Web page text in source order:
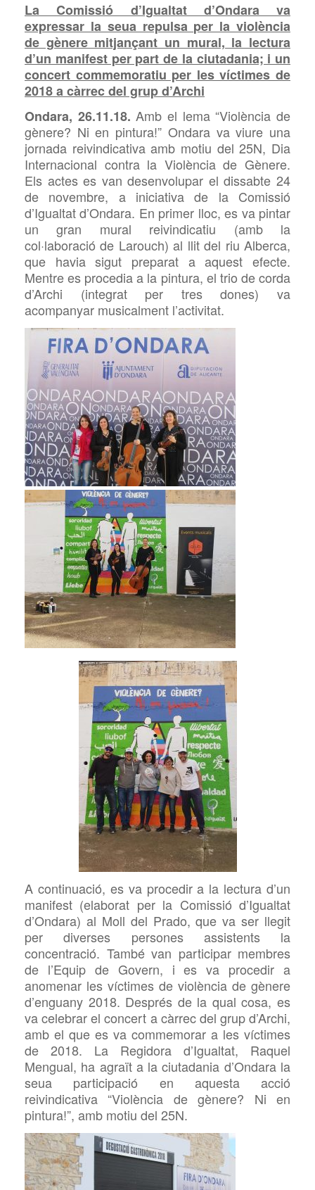
La Comissió d’Igualtat d’Ondara va
expressar la seua repulsa per la violència
de gènere mitjançant un mural, la lectura
d’un manifest per part de la ciutadania; i un
concert commemoratiu per les víctimes de
2018 a càrrec del grup d’Archi
Ondara, 26.11.18. Amb el lema “Violència de
gènere? Ni en pintura!” Ondara va viure una
jornada reivindicativa amb motiu del 25N, Dia
Internacional contra la Violència de Gènere.
Els actes es van desenvolupar el dissabte 24
de novembre, a iniciativa de la Comissió
d’Igualtat d’Ondara. En primer lloc, es va pintar
un gran mural reivindicatiu (amb la
col·laboració de Larouch) al llit del riu Alberca,
que havia sigut preparat a aquest efecte.
Mentre es procedia a la pintura, el trio de corda
d’Archi (integrat per tres dones) va
acompanyar musicalment l’activitat.
A continuació, es va procedir a la lectura d’un
manifest (elaborat per la Comissió d’Igualtat
d’Ondara) al Moll del Prado, queva ser llegit
per diverses persones assistents la
concentració. També van participar membres
de l’Equip de Govern, i es va procedir a
anomenar les víctimes de violència de gènere
d’enguany 2018. Després de la qual cosa, es
va celebrar el concert a càrrec del grup d’Archi,
amb el que es va commemorar a les víctimes
de 2018. La Regidora d’Igualtat, Raquel
Mengual, ha agraït a la ciutadania d’Ondara la
seua participació en aquesta acció
reivindicativa “Violència de gènere? Ni en
pintura!”, amb motiu del 25N.